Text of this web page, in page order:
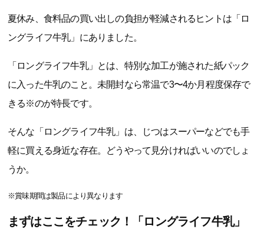
夏休み、食料品の買い出しの負担が軽減されるヒントは「ロ
ングライフ牛乳」にありました。
「ロングライフ牛乳」とは、特別な加工が施された紙パック
に入った牛乳のこと。未開封なら常温で3〜4か月程度保存で
きる※のが特長です。
そんな「ロングライフ牛乳」は、じつはスーパーなどでも手
軽に買える身近な存在。どうやって見分ければいいのでしょ
うか。
※賞味期間は製品により異なります
まずはここをチェック！「ロングライフ牛乳」